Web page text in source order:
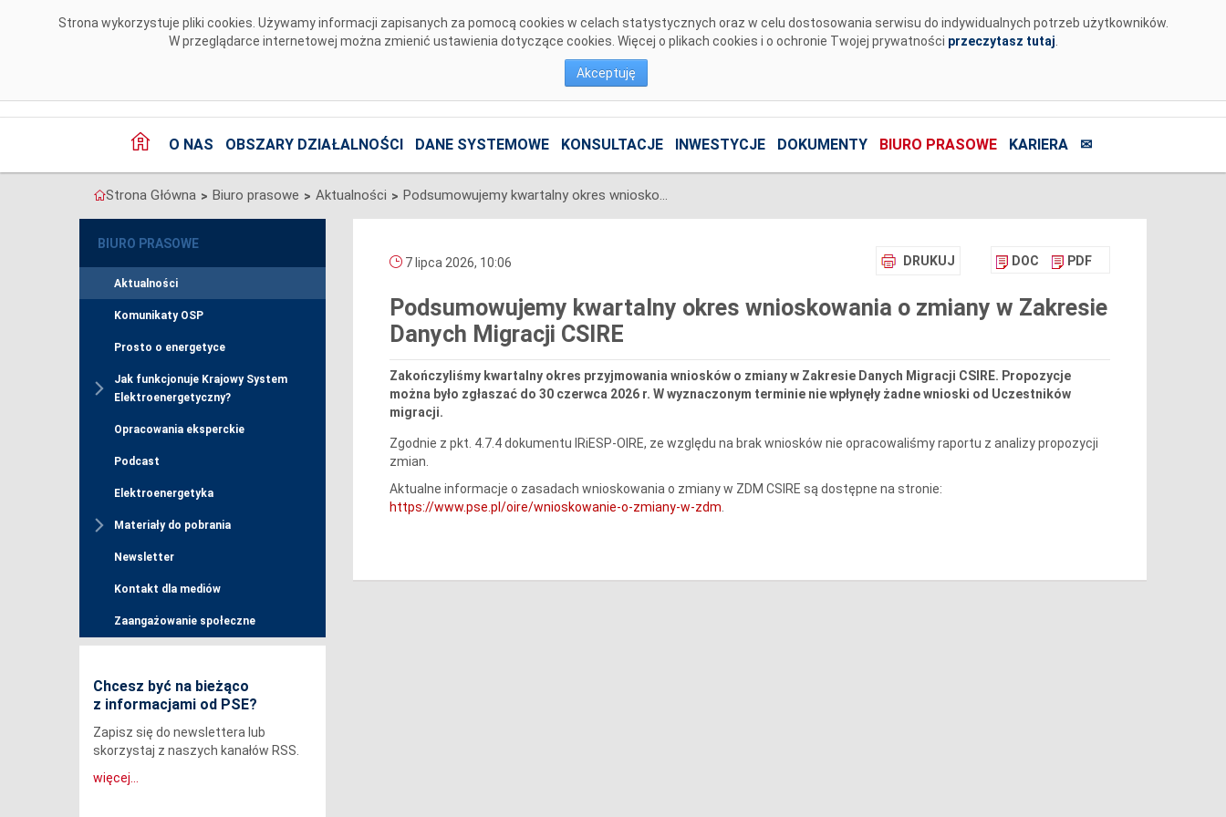
Strona wykorzystuje pliki cookies. Używamy informacji zapisanych za pomocą cookies w celach statystycznych oraz w celu dostosowania serwisu do indywidualnych potrzeb użytkowników.
W przeglądarce internetowej można zmienić ustawienia dotyczące cookies. Więcej o plikach cookies i o ochronie Twojej prywatności przeczytasz tutaj
Akceptuję
O NAS OBSZARY DZIAŁALNOŚCI DANE SYSTEMOWE KONSULTACJE INWESTYCJE DOKUMENTY BIURO PRASOWE KARIERA ✉
Strona Główna > Biuro prasowe > Aktualności > Podsumowujemy kwartalny okres wnioskowania o zmiany w Zakresie Danych Migracji CSIRE
BIURO PRASOWE
Aktualności
Komunikaty OSP
Prosto o energetyce
Jak funkcjonuje Krajowy System
Elektroenergetyczny?
Opracowania eksperckie
Podcast
Elektroenergetyka
Materiały do pobrania
Newsletter
Kontakt dla mediów
Zaangażowanie społeczne
Chcesz być na bieżąco
z informacjami od PSE?
Zapisz się do newslettera lub
skorzystaj z naszych kanałów RSS.
więcej...
DRUKUJ DOC PDF
7 lipca 2026, 10:06
Podsumowujemy kwartalny okres wnioskowania o zmiany w Zakresie
Danych Migracji CSIRE
Zakończyliśmy kwartalny okres przyjmowania wniosków o zmiany w Zakresie Danych Migracji CSIRE. Propozycje
można było zgłaszać do 30 czerwca 2026 r. W wyznaczonym terminie nie wpłynęły żadne wnioski od Uczestników
migracji.
Zgodnie z pkt. 4.7.4 dokumentu IRiESP-OIRE, ze względu na brak wniosków nie opracowaliśmy raportu z analizy propozycji
zmian.
Aktualne informacje o zasadach wnioskowania o zmiany w ZDM CSIRE są dostępne na stronie:
https://www.pse.pl/oire/wnioskowanie-o-zmiany-w-zdm